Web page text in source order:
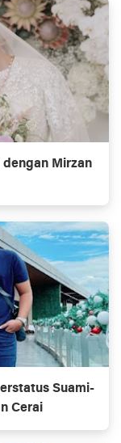
Mirzan
Suami-
Cerai